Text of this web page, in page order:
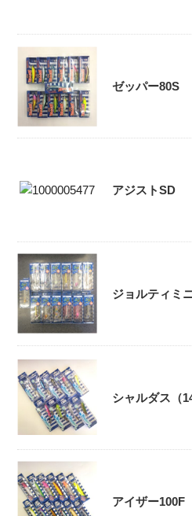
ゼッパー80S
アジストSD
ジョルティミ
シャルダス（
アイザー100F